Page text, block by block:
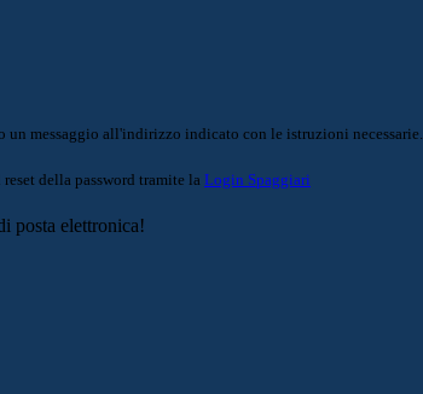
un messaggio all'indirizzo indicato con le istruzioni necessarie.
della password tramite la Login Spaggiari
posta elettronica!